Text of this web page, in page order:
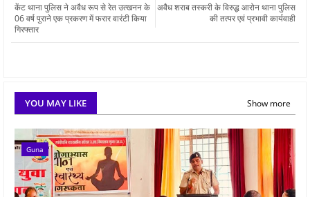
अवैध शराब तस्करी के विरुद्ध आरोन थाना पुलिस
की तत्पर एवं प्रभावी कार्यवाही
केंट थाना पुलिस ने अवैध रूप से रेत उत्खनन के
06 वर्ष पुराने एक प्रकरण में फरार वारंटी किया
गिरफ्तार
YOU MAY LIKE Show more
Guna